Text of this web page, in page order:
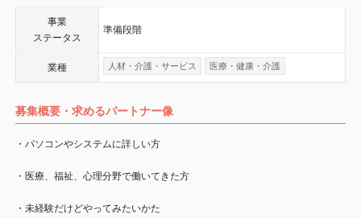
事業
ステータス
準備段階
業種 人材・介護・サービス 医療・健康・介護
募集概要・求めるパートナー像
・パソコンやシステムに詳しい方
・医療、福祉、心理分野で働いてきた方
・未経験だけどやってみたいかた